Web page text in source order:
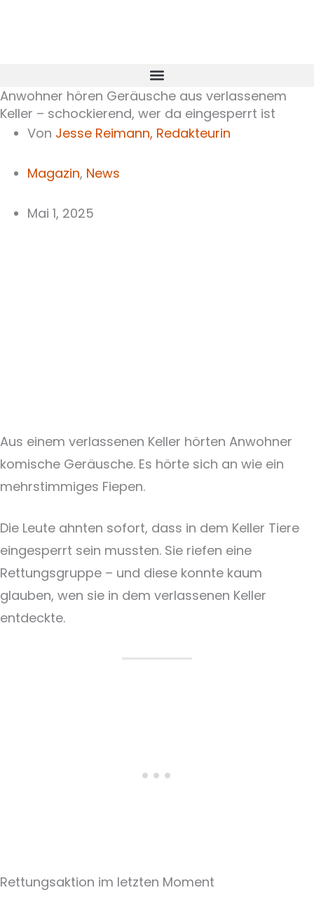
Anwohner hören Geräusche aus verlassenem
Keller – schockierend, wer da eingesperrt ist
Von Jesse Reimann, Redakteurin
Magazin, News
Mai 1, 2025
Aus einem verlassenen Keller hörten Anwohner
komische Geräusche. Es hörte sich an wie ein
mehrstimmiges Fiepen.
Die Leute ahnten sofort, dass in dem Keller Tiere
eingesperrt sein mussten. Sie riefen eine
Rettungsgruppe – und diese konnte kaum
glauben, wen sie in dem verlassenen Keller
entdeckte.
Rettungsaktion im letzten Moment